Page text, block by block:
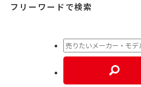
フリーワードで検索